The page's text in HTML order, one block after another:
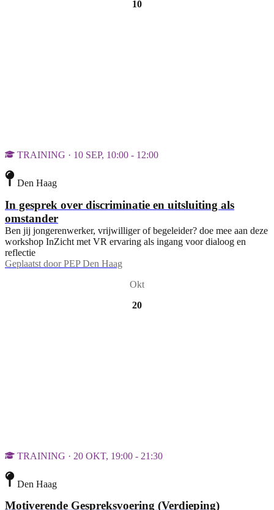
10
TRAINING · 10 SEP, 10:00 - 12:00
Den Haag
In gesprek over discriminatie en uitsluiting als
omstander
Ben jij jongerenwerker, vrijwilliger of begeleider? doe mee aan deze
workshop InZicht met VR ervaring als ingang voor dialoog en
reflectie
Geplaatst door PEP Den Haag
Okt
20
TRAINING · 20 OKT, 19:00 - 21:30
Den Haag
Motiverende Gespreksvoering (Verdieping)